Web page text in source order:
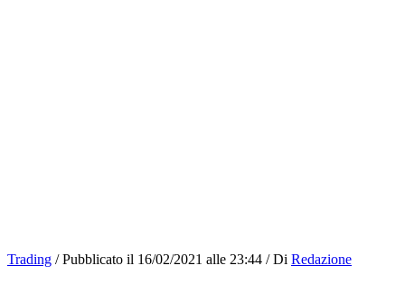
Trading / Pubblicato il 16/02/2021 alle 23:44 / Di Redazione